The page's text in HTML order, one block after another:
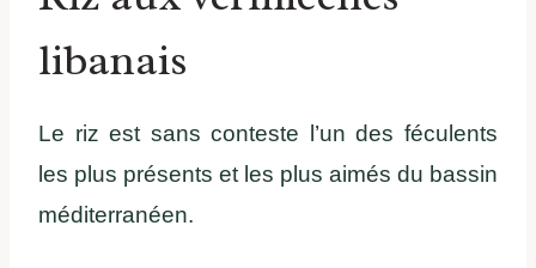
libanais
Le riz est sans conteste l’un des féculents
les plus présents et les plus aimés du bassin
méditerranéen.